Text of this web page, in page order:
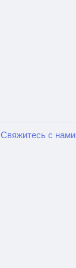
Свяжитесь с нами